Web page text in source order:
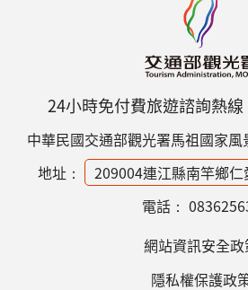
24小時免付費旅遊諮詢熱線
中華民國交通部觀光署馬祖國家
地址：
209004連江縣南竿鄉
電話：
網站資訊安全
隱私權保護政